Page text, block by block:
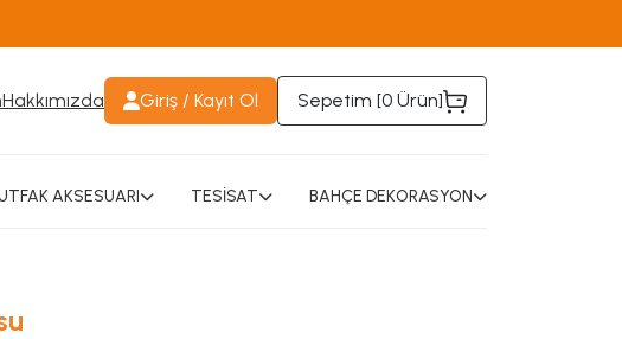
Hakkımızda Giriş / Kayıt Ol Sepetim [0 Ürün]
AKSESUARI TESİSAT BAHÇE DEKORASYON